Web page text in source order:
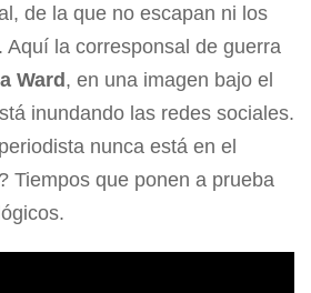
de la que no escapan ni los
Aquí la corresponsal de guerra
Ward, en una imagen bajo el
inundando las redes sociales.
nunca está en el
Tiempos que ponen a prueba